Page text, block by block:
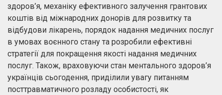
здоров’я, механіку ефективного залучення грантових
коштів від міжнародних донорів для розвитку та
відбудови лікарень, порядок надання медичних послуг
в умовах воєнного стану та розробили ефективні
стратегії для покращення якості надання медичних
послуг. Також, враховуючи стан ментального здоров’я
українців сьогодення, приділили увагу питанням
посттравматичного розладу особистості, як